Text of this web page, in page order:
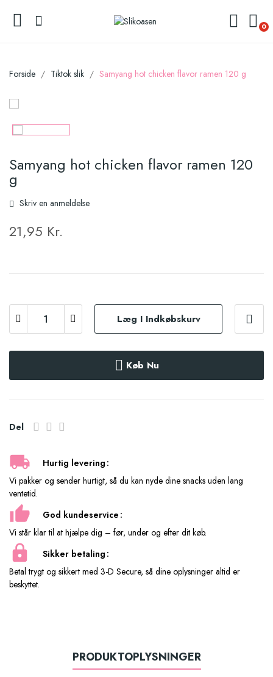
0
Forside Tiktok slik Samyang hot chicken flavor ramen 120 g
Samyang hot chicken flavor ramen 120
g
Skriv en anmeldelse
21,95 Kr.
Læg I Indkøbskurv
Køb Nu
Del
Hurtig levering
Vi pakker og sender hurtigt, så du kan nyde dine snacks uden lang
ventetid.
God kundeservice
Vi står klar til at hjælpe dig – før, under og efter dit køb.
Sikker betaling
Betal trygt og sikkert med 3-D Secure, så dine oplysninger altid er
beskyttet.
PRODUKTOPLYSNINGER